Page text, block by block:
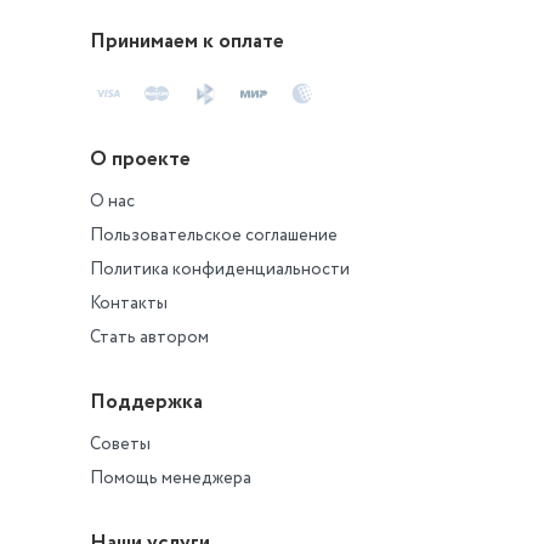
Принимаем к оплате
О проекте
О нас
Пользовательское соглашение
Политика конфиденциальности
Контакты
Стать автором
Поддержка
Советы
Помощь менеджера